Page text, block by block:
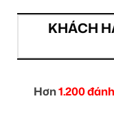
KHÁCH
Hơn1.200